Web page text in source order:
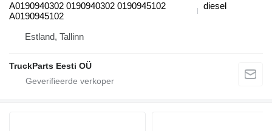
A0190940302 0190940302 0190945102
A0190945102
diesel
Estland, Tallinn
TruckParts Eesti OÜ